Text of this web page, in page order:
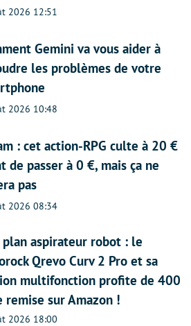
2026 12:51
Gemini va vous aider à
les problèmes de votre
2026 10:48
: cet action-RPG culte à 20 €
de passer à 0 €, mais ça ne
pas
2026 08:34
plan aspirateur robot : le
Qrevo Curv 2 Pro et sa
multifonction profite de 400
remise sur Amazon !
2026 18:00